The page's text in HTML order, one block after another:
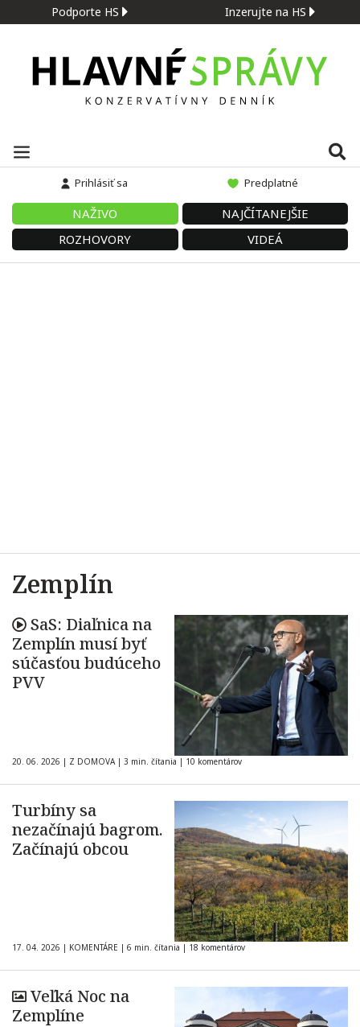
Podporte HS Inzerujte na HS
Prihlásiť sa Predplatné
NAŽIVO
NAJČÍTANEJŠIE
ROZHOVORY
VIDEÁ
Zemplín
SaS: Diaľnica na
Zemplín musí byť
súčasťou budúceho
PVV
20. 06. 2026 | Z DOMOVA | 3 min. čítania | 10 komentárov
Turbíny sa
nezačínajú bagrom.
Začínajú obcou
17. 04. 2026 | KOMENTÁRE | 6 min. čítania | 18 komentárov
Veľká Noc na
Zemplíne